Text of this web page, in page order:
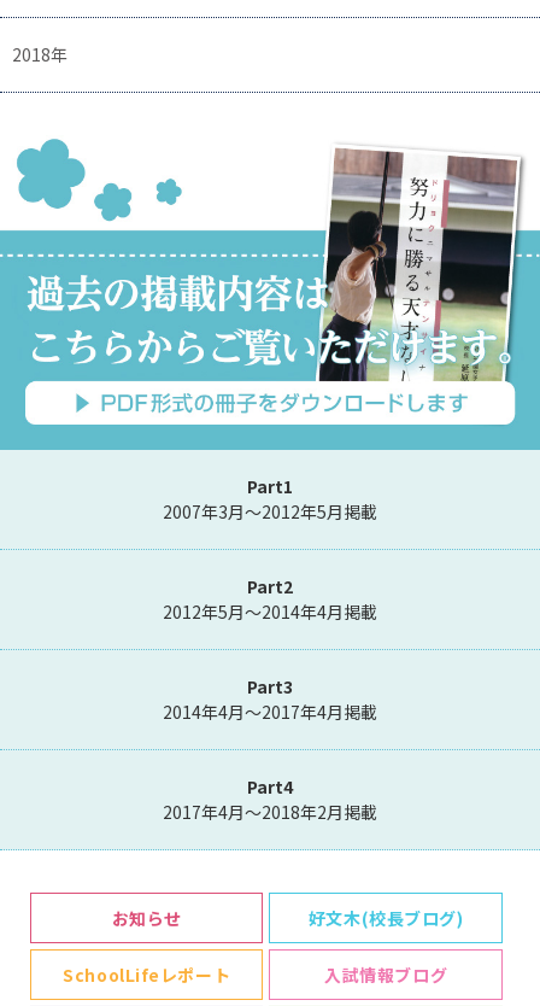
2018年
Part1
2007年3月～2012年5月掲載
Part2
2012年5月～2014年4月掲載
Part3
2014年4月～2017年4月掲載
Part4
2017年4月～2018年2月掲載
お知らせ 好文木(校長ブログ)
SchoolLifeレポート 入試情報ブログ